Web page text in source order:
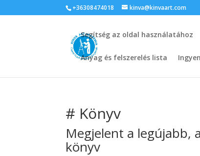
+36308474018 kinva@kinvaart.com
Segítség az oldal használatához
Anyag és felszerelés lista
# Könyv
Megjelent a legújabb,
könyv